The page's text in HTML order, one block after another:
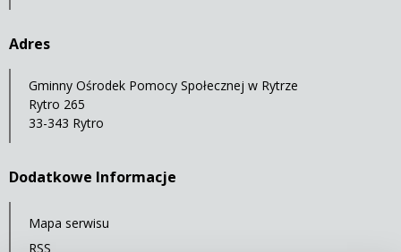
Adres
Gminny Ośrodek Pomocy Społecznej w Rytrze
Rytro 265
33-343 Rytro
Dodatkowe Informacje
Mapa serwisu
RSS